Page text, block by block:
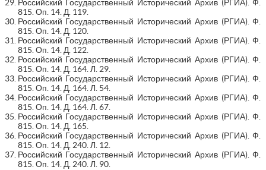
Российский Государственный Исторический Архив (РГИА). Ф.
815. Оп. 14. Д. 119.
Российский Государственный Исторический Архив (РГИА). Ф.
815. Оп. 14. Д. 120.
Российский Государственный Исторический Архив (РГИА). Ф.
815. Оп. 14. Д. 122.
Российский Государственный Исторический Архив (РГИА). Ф.
815. Оп. 14. Д. 164. Л. 29.
Российский Государственный Исторический Архив (РГИА). Ф.
815. Оп. 14. Д. 164. Л. 54.
Российский Государственный Исторический Архив (РГИА). Ф.
815. Оп. 14. Д. 164. Л. 67.
Российский Государственный Исторический Архив (РГИА). Ф.
815. Оп. 14. Д. 165.
Российский Государственный Исторический Архив (РГИА). Ф.
815. Оп. 14. Д. 240. Л. 12.
Российский Государственный Исторический Архив (РГИА). Ф.
815. Оп. 14. Д. 240. Л. 90.